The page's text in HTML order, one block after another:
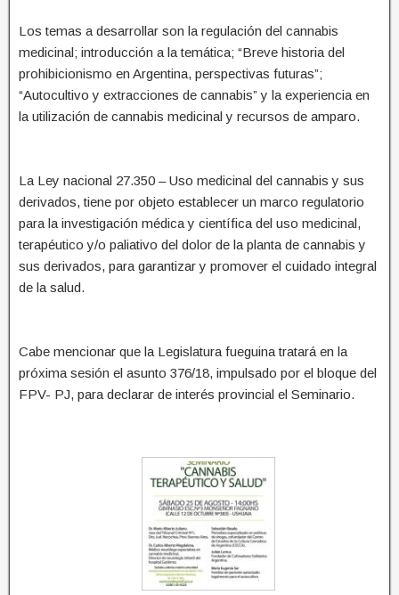
Los temas a desarrollar son la regulación del cannabis
medicinal; introducción a la temática; “Breve historia del
prohibicionismo en Argentina, perspectivas futuras”;
“Autocultivo y extracciones de cannabis” y la experiencia en
la utilización de cannabis medicinal y recursos de amparo.
La Ley nacional 27.350 – Uso medicinal del cannabis y sus
derivados, tiene por objeto establecer un marco regulatorio
para la investigación médica y científica del uso medicinal,
terapéutico y/o paliativo del dolor de la planta de cannabis y
sus derivados, para garantizar y promover el cuidado integral
de la salud.
Cabe mencionar que la Legislatura fueguina tratará en la
próxima sesión el asunto 376/18, impulsado por el bloque del
FPV- PJ, para declarar de interés provincial el Seminario.